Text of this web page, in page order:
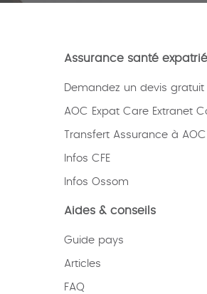
Assurance santé
Demandez un devis gratuit
AOC Expat Care Extranet
Transfert Assurance à AOC
Infos CFE
Infos Ossom
Aides & conseils
Guide pays
Articles
FAQ